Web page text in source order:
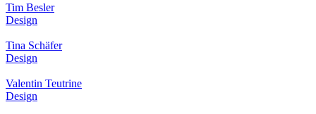
Tim Besler
Design
Tina Schäfer
Design
Valentin Teutrine
Design